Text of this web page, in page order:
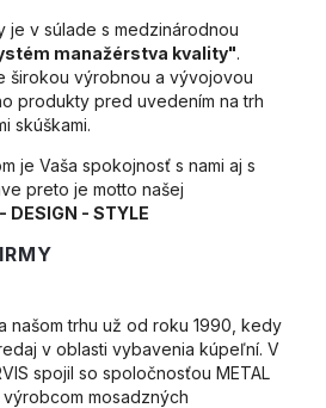
je v súlade s medzinárodnou
manažérstva kvality".
širokou výrobnou a vývojovou
produkty pred uvedením na trh
skúškami.
je Vaša spokojnosť s nami aj s
preto je motto našej
- DESIGN - STYLE
našom trhu už od roku 1990, kedy
v oblasti vybavenia kúpeľní. V
spojil so spoločnosťou METAL
výrobcom mosadzných